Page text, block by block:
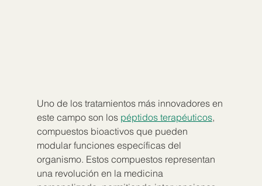
Uno de los tratamientos más innovadores en
este campo son los péptidos terapéuticos,
compuestos bioactivos que pueden
modular funciones específicas del
organismo. Estos compuestos representan
una revolución en la medicina